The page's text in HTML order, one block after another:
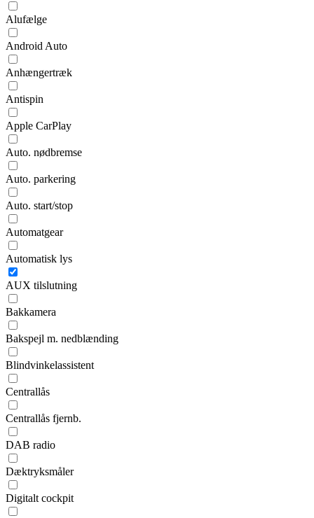
Alufælge
Android Auto
Anhængertræk
Antispin
Apple CarPlay
Auto. nødbremse
Auto. parkering
Auto. start/stop
Automatgear
Automatisk lys
AUX tilslutning
Bakkamera
Bakspejl m. nedblænding
Blindvinkelassistent
Centrallås
Centrallås fjernb.
DAB radio
Dæktryksmåler
Digitalt cockpit